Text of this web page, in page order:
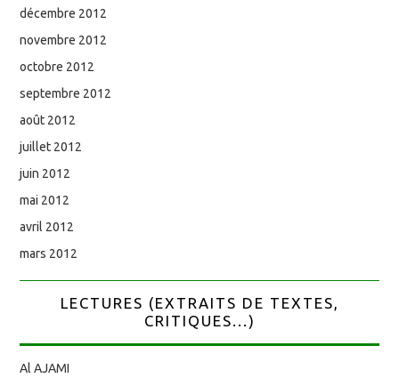
décembre 2012
novembre 2012
octobre 2012
septembre 2012
août 2012
juillet 2012
juin 2012
mai 2012
avril 2012
mars 2012
LECTURES (EXTRAITS DE TEXTES,
CRITIQUES...)
Al AJAMI